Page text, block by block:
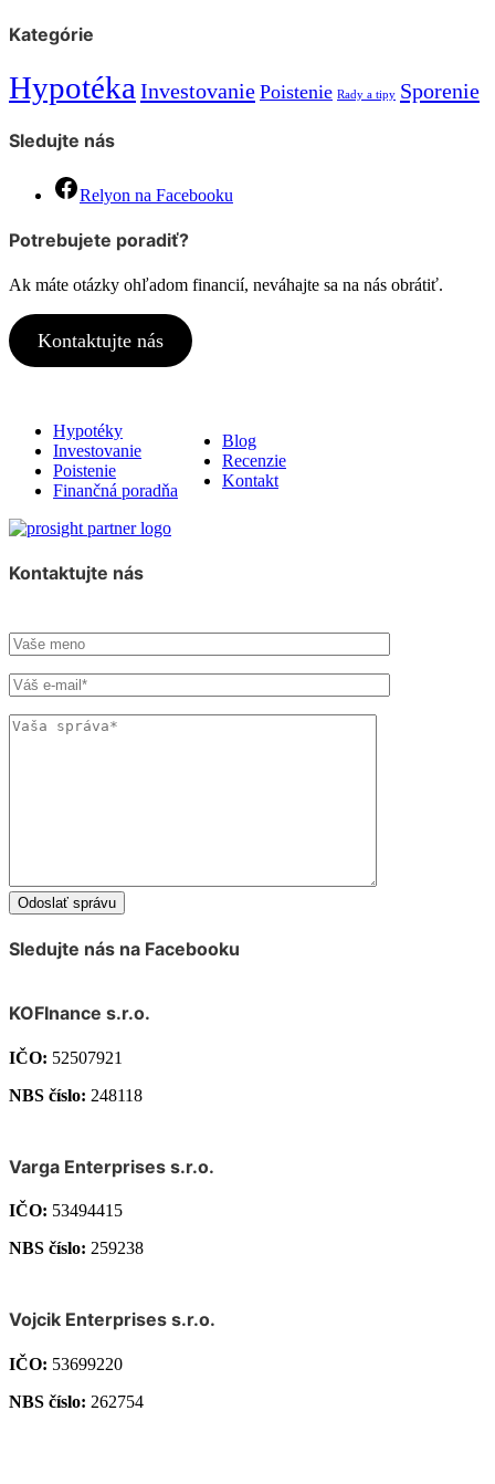
Kategórie
Hypotéka Investovanie Poistenie Rady a tipy Sporenie
Sledujte nás
Relyon na Facebooku
Potrebujete poradiť?
Ak máte otázky ohľadom financií, neváhajte sa na nás obrátiť.
Kontaktujte nás
Hypotéky
Investovanie
Poistenie
Finančná poradňa
Blog
Recenzie
Kontakt
Kontaktujte nás
Sledujte nás na Facebooku
KOFInance s.r.o.
IČO: 52507921
NBS číslo: 248118
Varga Enterprises s.r.o.
IČO: 53494415
NBS číslo: 259238
Vojcik Enterprises s.r.o.
IČO: 53699220
NBS číslo: 262754